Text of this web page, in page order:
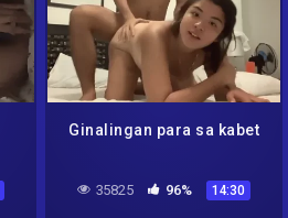
Ginalingan para sa kabet
35825 96% 14:30